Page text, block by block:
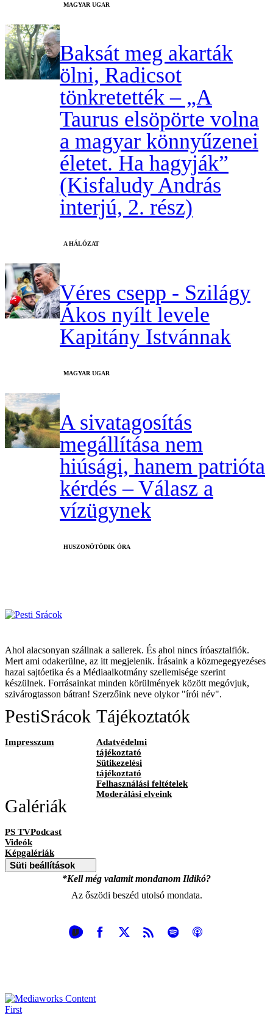
MAGYAR UGAR
Baksát meg akarták
ölni, Radicsot
tönkretették – „A
Taurus elsöpörte volna
a magyar könnyűzenei
életet. Ha hagyják”
(Kisfaludy András
interjú, 2. rész)
A HÁLÓZAT
Véres csepp - Szilágy
Ákos nyílt levele
Kapitány Istvánnak
MAGYAR UGAR
A sivatagosítás
megállítása nem
hiúsági, hanem patrióta
kérdés – Válasz a
vízügynek
HUSZONÖTÖDIK ÓRA
Ahol alacsonyan szállnak a sallerek. És ahol nincs íróasztalfiók.
Mert ami odakerülne, az itt megjelenik. Írásaink a közmegegyezéses
hazai sajtóetika és a Médiaalkotmány szellemisége szerint
készülnek. Forrásainkat minden körülmények között megóvjuk,
szivárogtasson bátran! Szerzőink neve olykor "írói név".
PestiSrácok
Impresszum
Tájékoztatók
Adatvédelmi
tájékoztató
Sütikezelési
tájékoztató
Felhasználási feltételek
Moderálási elveink
Galériák
PS TVPodcast
Videók
Képgalériák
Süti beállítások
*Kell még valamit mondanom Ildikó?
Az őszödi beszéd utolsó mondata.